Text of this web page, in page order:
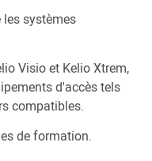
systèmes
Visio et Kelio Xtrem,
d'accès tels
compatibles.
de formation.